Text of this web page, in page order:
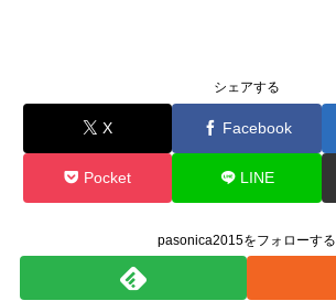
シェアする
X Facebook
Pocket LINE
pasonica2015をフォローする